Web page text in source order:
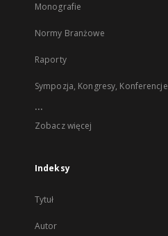
Monografie
Normy Branżowe
Raporty
Sympozja, Kongresy, Konferencje
...
Zobacz więcej
Indeksy
Tytuł
Autor